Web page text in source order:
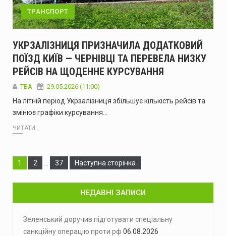
ТРАНСПОРТ
УКРЗАЛІЗНИЦЯ ПРИЗНАЧИЛА ДОДАТКОВИЙ
ПОЇЗД КИЇВ — ЧЕРНІВЦІ ТА ПЕРЕВЕЛА НИЗКУ
РЕЙСІВ НА ЩОДЕННЕ КУРСУВАННЯ
ТВА 29.05.2026 (11:00)
На літній період Укрзалізниця збільшує кількість рейсів та
змінює графіки курсування…
ЧИТАТИ...
Сторінка
1 Сторінка
2 Сторінка
37 Наступна сторінка
НЕДАВНІ ЗАПИСИ
Зеленський доручив підготувати спеціальну
санкційну операцію проти рф 06.08.2026